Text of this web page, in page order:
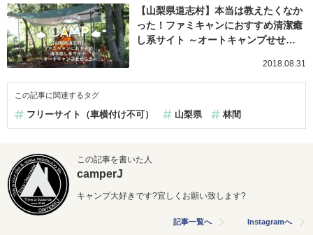
【山梨県道志村】本当は教えたくなか
った！ファミキャンにおすすめ清潔癒
し系サイト ～オートキャンプせせ…
2018.08.31
この記事に関連するタグ
フリーサイト（車横付け不可） 山梨県 林間
この記事を書いた人
camperJ
キャンプ大好きです?宜しくお願い致します?
記事一覧へ Instagramへ